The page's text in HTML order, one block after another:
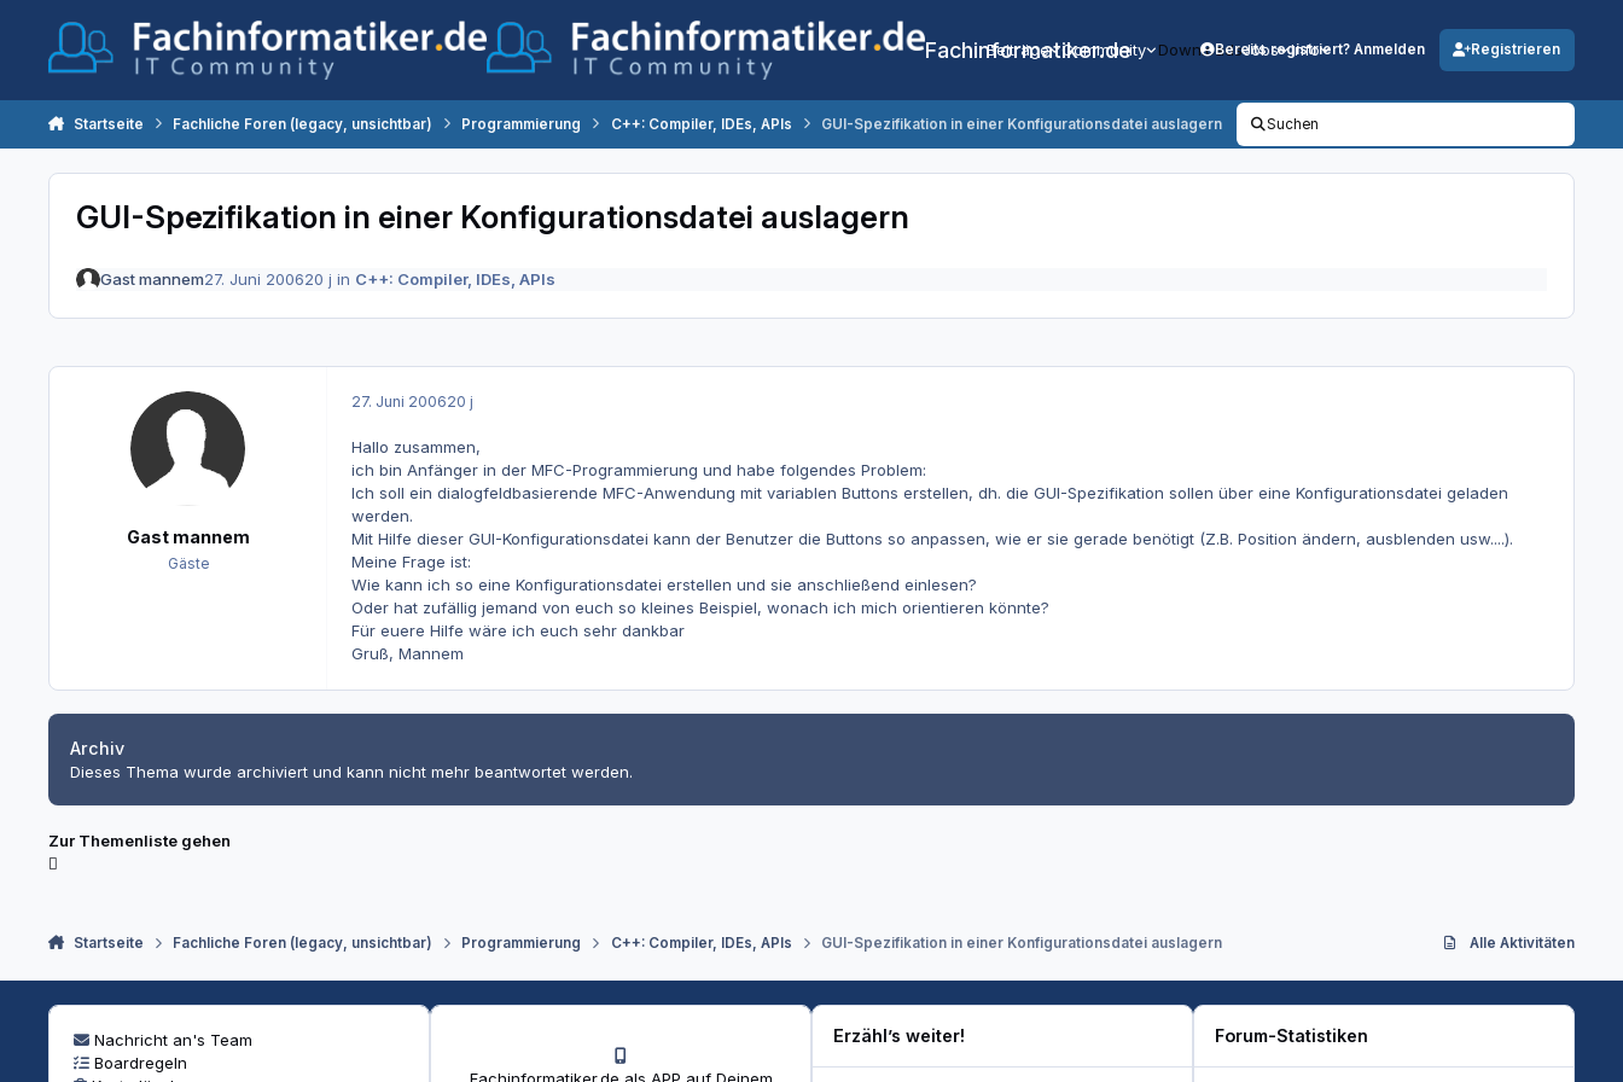
Fachinformatiker.de
Beiträge Community DownloadsJobs Info
Bereits registriert? Anmelden Registrieren
Startseite Fachliche Foren (legacy, unsichtbar) Programmierung C++: Compiler, IDEs, APIs GUI-Spezifikation in einer Konfigurationsdatei auslagern Suchen
GUI-Spezifikation in einer Konfigurationsdatei auslagern
Gast mannem27. Juni 200620 j in C++: Compiler, IDEs, APIs
Gast mannem
Gäste
27. Juni 200620 j
Hallo zusammen,
ich bin Anfänger in der MFC-Programmierung und habe folgendes Problem:
Ich soll ein dialogfeldbasierende MFC-Anwendung mit variablen Buttons erstellen, dh. die GUI-Spezifikation sollen über eine Konfigurationsdatei geladen
werden.
Mit Hilfe dieser GUI-Konfigurationsdatei kann der Benutzer die Buttons so anpassen, wie er sie gerade benötigt (Z.B. Position ändern, ausblenden usw....).
Meine Frage ist:
Wie kann ich so eine Konfigurationsdatei erstellen und sie anschließend einlesen?
Oder hat zufällig jemand von euch so kleines Beispiel, wonach ich mich orientieren könnte?
Für euere Hilfe wäre ich euch sehr dankbar
Gruß, Mannem
Archiv
Dieses Thema wurde archiviert und kann nicht mehr beantwortet werden.
Zur Themenliste gehen
Startseite Fachliche Foren (legacy, unsichtbar) Programmierung C++: Compiler, IDEs, APIs GUI-Spezifikation in einer Konfigurationsdatei auslagern Alle Aktivitäten
Nachricht an's Team
Boardregeln
Erzähl’s weiter! Forum-Statistiken